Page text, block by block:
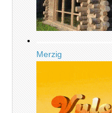
Merzig